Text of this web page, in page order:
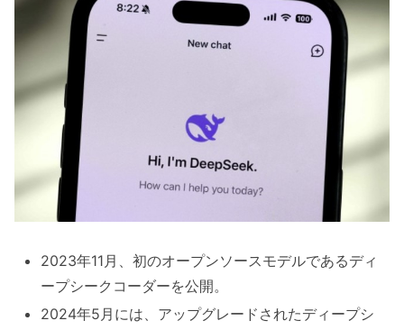
2023年11月、初のオープンソースモデルであるディ
ープシークコーダーを公開。
2024年5月には、アップグレードされたディープシ